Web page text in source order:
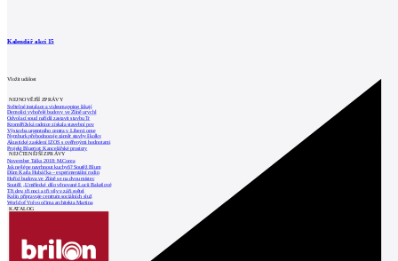
Kalendář akcí 15
Vložit událost
NEJNOVĚJŠÍ ZPRÁVY
Světelné instalace a videomapping lákají
Demolici vyhořelé budovy ve Zlíně urychl
Odvolací soud nařídil zastavit stavbu Tr
Kroměřížská radnice získala stavební pov
Výstavba urgentního centra v Liberci ome
Nymburk přehodnocuje záměr stavby školky
Akustické zasklení IZOS s ověřenými hodnotami
Projekt Blueriot: Kancelářské prostory
NEJČTENĚJŠÍ ZPRÁVY
November Talks 2018: M.Corea
Jak nejlépe navrhnout kuchyň? Soutěž Blum
Dům Karla Hubáčka – experimentální rodin
Hořící budova ve Zlíně se na dvou místec
Soutěž „Umělecké dílo věnované Lucii Bakešové
Tři dny, tři noci a tři vily v záři světel
Kolín připravuje centrum sociálních služ
World of Volvo očima architekta Martina
KATALOG